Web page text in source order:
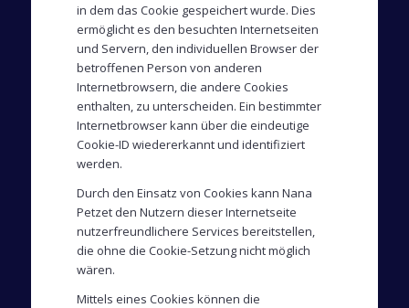
in dem das Cookie gespeichert wurde. Dies
ermöglicht es den besuchten Internetseiten
und Servern, den individuellen Browser der
betroffenen Person von anderen
Internetbrowsern, die andere Cookies
enthalten, zu unterscheiden. Ein bestimmter
Internetbrowser kann über die eindeutige
Cookie-ID wiedererkannt und identifiziert
werden.
Durch den Einsatz von Cookies kann Nana
Petzet den Nutzern dieser Internetseite
nutzerfreundlichere Services bereitstellen,
die ohne die Cookie-Setzung nicht möglich
wären.
Mittels eines Cookies können die